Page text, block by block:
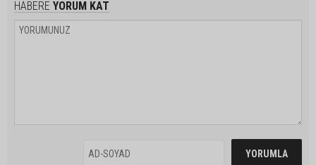
HABERE YORUM KAT